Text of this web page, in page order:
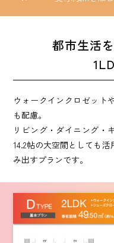
都市生活
ウォークインクロゼット
も配慮。
リビング・ダイニング・
14.2帖の大空間としても活
み出すプランです。